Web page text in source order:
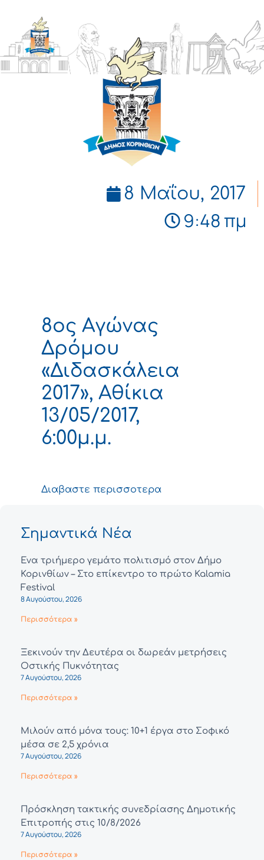
ΔΗΜΟΣ
ΚΟΡΙΝΘΙΩΝ
8 Μαΐου, 2017
9:48 πμ
8ος Αγώνας
Δρόμου
«Διδασκάλεια
2017», Αθίκια
13/05/2017,
6:00μ.μ.
Διαβαστε περισσοτερα
Σημαντικά Νέα
Ένα τριήμερο γεμάτο πολιτισμό στον Δήμο
Κορινθίων – Στο επίκεντρο το πρώτο Kalamia
Festival
8 Αυγούστου, 2026
Περισσότερα »
Ξεκινούν την Δευτέρα οι δωρεάν μετρήσεις
Οστικής Πυκνότητας
7 Αυγούστου, 2026
Περισσότερα »
Μιλούν από μόνα τους: 10+1 έργα στο Σοφικό
μέσα σε 2,5 χρόνια
7 Αυγούστου, 2026
Περισσότερα »
Πρόσκληση τακτικής συνεδρίασης Δημοτικής
Επιτροπής στις 10/8/2026
7 Αυγούστου, 2026
Περισσότερα »